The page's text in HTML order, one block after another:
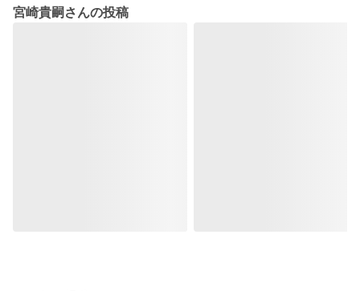
宮崎貴嗣さんの投稿